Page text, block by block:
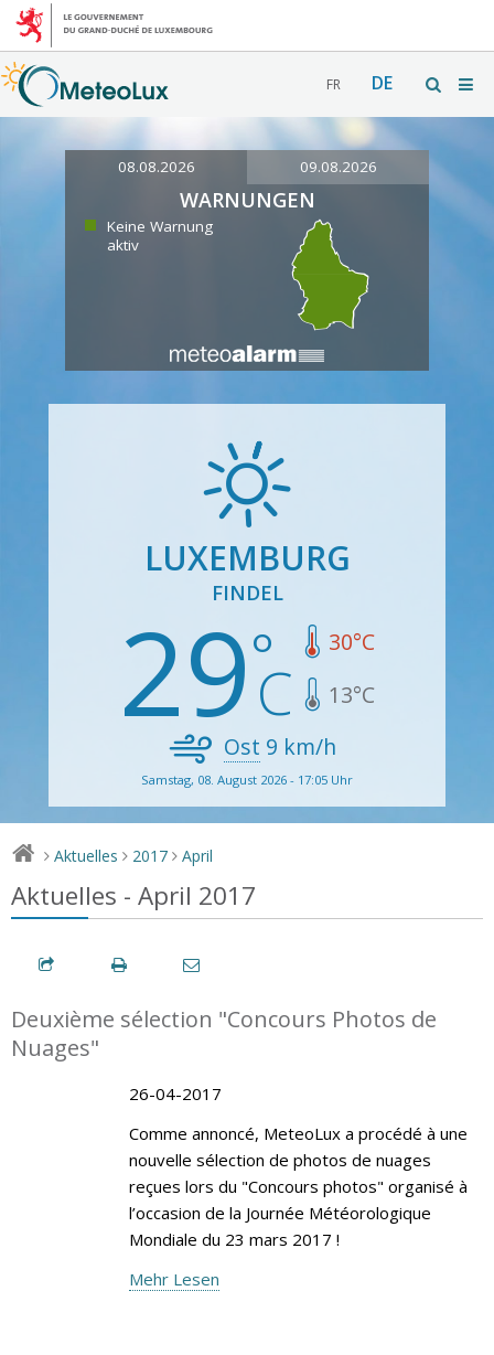
FR DE
08.08.2026 09.08.2026
WARNUNGEN
Keine Warnung
aktiv
LUXEMBURG
FINDEL
29 30°C
13°C
Ost 9 km/h
Samstag, 08. August 2026 - 17:05 Uhr
> Aktuelles > 2017 > April
Aktuelles - April 2017
Deuxième sélection "Concours Photos de
Nuages"
26-04-2017
Comme annoncé, MeteoLux a procédé à une
nouvelle sélection de photos de nuages
reçues lors du "Concours photos" organisé à
l’occasion de la Journée Météorologique
Mondiale du 23 mars 2017 !
Mehr Lesen